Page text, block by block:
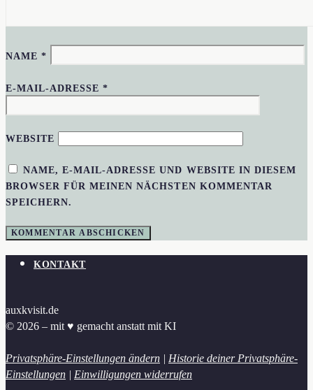
NAME*
E-MAIL-ADRESSE*
WEBSITE
NAME, E-MAIL-ADRESSE UND WEBSITE IN DIESEM
BROWSER FÜR MEINEN NÄCHSTEN KOMMENTAR
SPEICHERN.
KONTAKT
auxkvisit.de
© 2026 – mit ♥︎ gemacht anstatt mit KI
Privatsphäre-Einstellungen ändern | Historie deiner Privatsphäre-
Einstellungen | Einwilligungen widerrufen